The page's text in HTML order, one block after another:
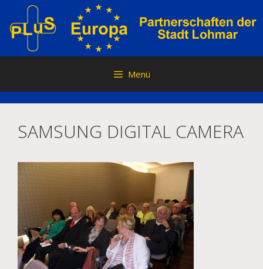
Inhalt
springen
Menü
SAMSUNG DIGITAL CAMERA